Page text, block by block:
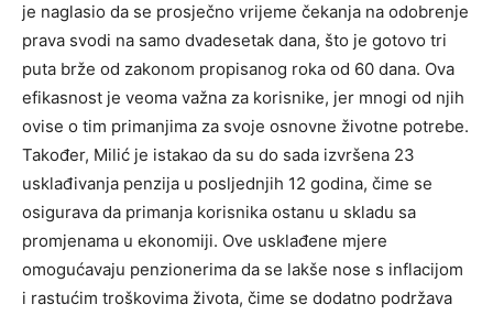
je naglasio da se prosječno vrijeme čekanja na odobrenje
prava svodi na samo dvadesetak dana, što je gotovo tri
puta brže od zakonom propisanog roka od 60 dana. Ova
efikasnost je veoma važna za korisnike, jer mnogi od njih
ovise o tim primanjima za svoje osnovne životne potrebe.
Također, Milić je istakao da su do sada izvršena 23
usklađivanja penzija u posljednjih 12 godina, čime se
osigurava da primanja korisnika ostanu u skladu sa
promjenama u ekonomiji. Ove usklađene mjere
omogućavaju penzionerima da se lakše nose s inflacijom
i rastućim troškovima života, čime se dodatno podržava